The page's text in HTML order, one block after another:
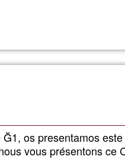
Ğ1, os presentamos
vous présentons ce